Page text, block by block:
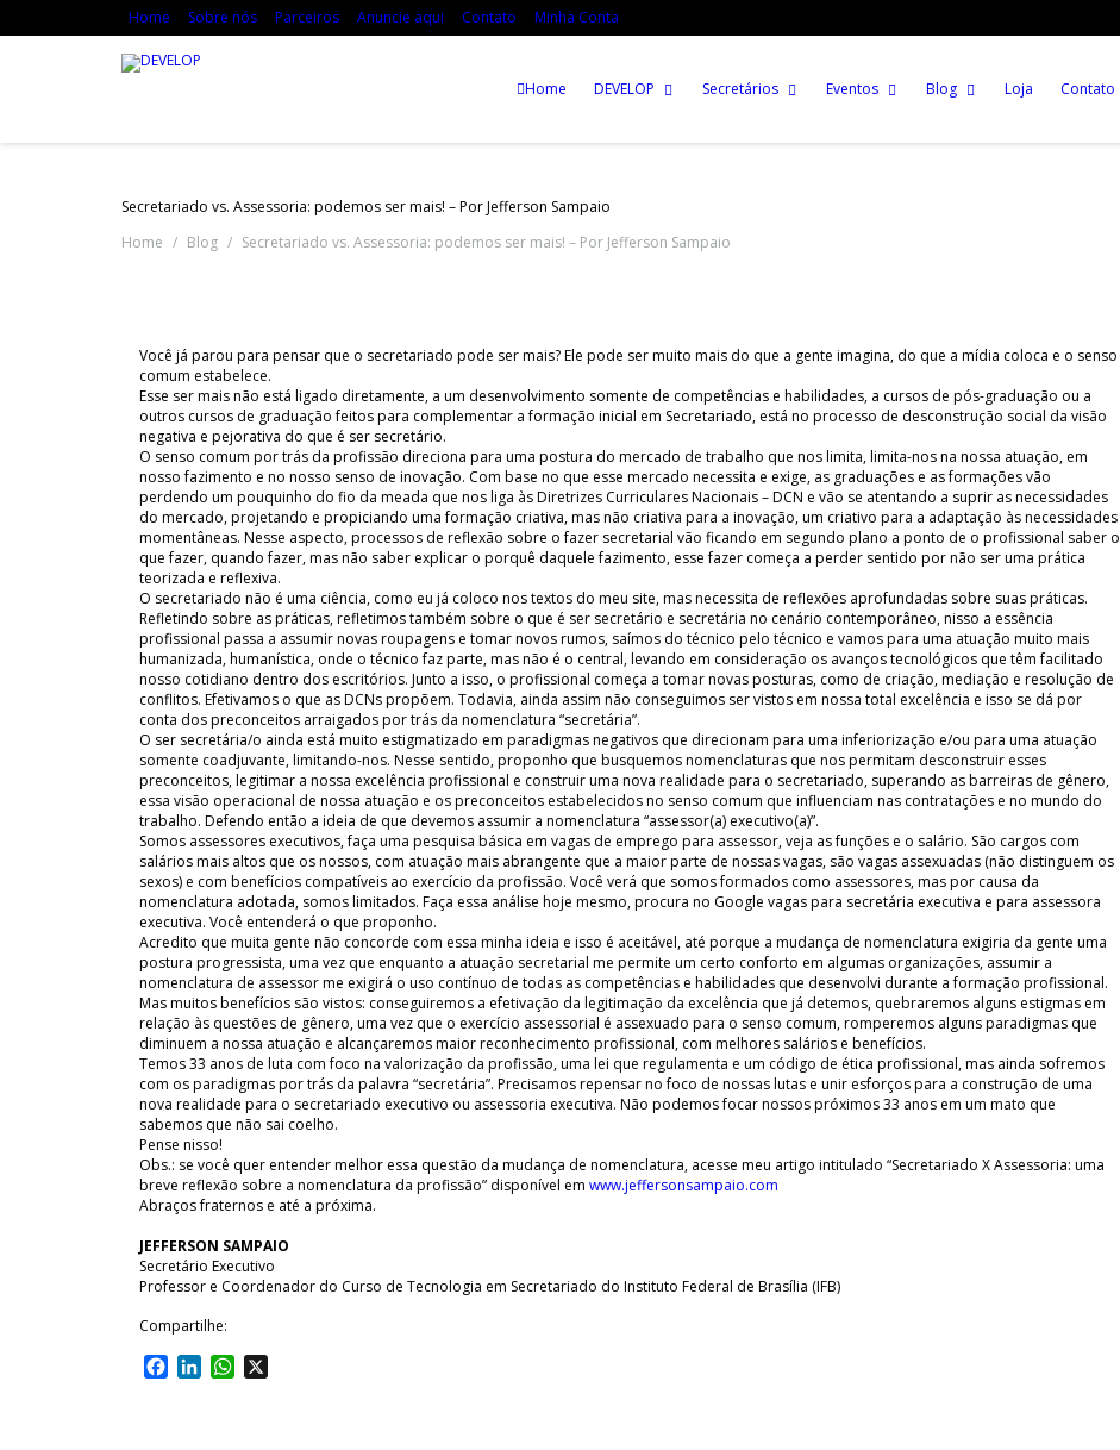
Home Sobre nós Parceiros Anuncie aqui Contato Minha Conta
Home DEVELOP Secretários Eventos Blog Loja Contato
Secretariado vs. Assessoria: podemos ser mais! – Por Jefferson Sampaio
Home
Blog Secretariado vs. Assessoria: podemos ser mais! – Por Jefferson Sampaio
Você já parou para pensar que o secretariado pode ser mais? Ele pode ser muito mais do que a gente imagina, do que a mídia coloca e o senso
comum estabelece.
Esse ser mais não está ligado diretamente, a um desenvolvimento somente de competências e habilidades, a cursos de pós-graduação ou a
outros cursos de graduação feitos para complementar a formação inicial em Secretariado, está no processo de desconstrução social da visão
negativa e pejorativa do que é ser secretário.
O senso comum por trás da profissão direciona para uma postura do mercado de trabalho que nos limita, limita-nos na nossa atuação, em
nosso fazimento e no nosso senso de inovação. Com base no que esse mercado necessita e exige, as graduações e as formações vão
perdendo um pouquinho do fio da meada que nos liga às Diretrizes Curriculares Nacionais – DCN e vão se atentando a suprir as necessidades
do mercado, projetando e propiciando uma formação criativa, mas não criativa para a inovação, um criativo para a adaptação às necessidades
momentâneas. Nesse aspecto, processos de reflexão sobre o fazer secretarial vão ficando em segundo plano a ponto de o profissional saber o
que fazer, quando fazer, mas não saber explicar o porquê daquele fazimento, esse fazer começa a perder sentido por não ser uma prática
teorizada e reflexiva.
O secretariado não é uma ciência, como eu já coloco nos textos do meu site, mas necessita de reflexões aprofundadas sobre suas práticas.
Refletindo sobre as práticas, refletimos também sobre o que é ser secretário e secretária no cenário contemporâneo, nisso a essência
profissional passa a assumir novas roupagens e tomar novos rumos, saímos do técnico pelo técnico e vamos para uma atuação muito mais
humanizada, humanística, onde o técnico faz parte, mas não é o central, levando em consideração os avanços tecnológicos que têm facilitado
nosso cotidiano dentro dos escritórios. Junto a isso, o profissional começa a tomar novas posturas, como de criação, mediação e resolução de
conflitos. Efetivamos o que as DCNs propõem. Todavia, ainda assim não conseguimos ser vistos em nossa total excelência e isso se dá por
conta dos preconceitos arraigados por trás da nomenclatura “secretária”.
O ser secretária/o ainda está muito estigmatizado em paradigmas negativos que direcionam para uma inferiorização e/ou para uma atuação
somente coadjuvante, limitando-nos. Nesse sentido, proponho que busquemos nomenclaturas que nos permitam desconstruir esses
preconceitos, legitimar a nossa excelência profissional e construir uma nova realidade para o secretariado, superando as barreiras de gênero,
essa visão operacional de nossa atuação e os preconceitos estabelecidos no senso comum que influenciam nas contratações e no mundo do
trabalho. Defendo então a ideia de que devemos assumir a nomenclatura “assessor(a) executivo(a)”.
Somos assessores executivos, faça uma pesquisa básica em vagas de emprego para assessor, veja as funções e o salário. São cargos com
salários mais altos que os nossos, com atuação mais abrangente que a maior parte de nossas vagas, são vagas assexuadas (não distinguem os
sexos) e com benefícios compatíveis ao exercício da profissão. Você verá que somos formados como assessores, mas por causa da
nomenclatura adotada, somos limitados. Faça essa análise hoje mesmo, procura no Google vagas para secretária executiva e para assessora
executiva. Você entenderá o que proponho.
Acredito que muita gente não concorde com essa minha ideia e isso é aceitável, até porque a mudança de nomenclatura exigiria da gente uma
postura progressista, uma vez que enquanto a atuação secretarial me permite um certo conforto em algumas organizações, assumir a
nomenclatura de assessor me exigirá o uso contínuo de todas as competências e habilidades que desenvolvi durante a formação profissional.
Mas muitos benefícios são vistos: conseguiremos a efetivação da legitimação da excelência que já detemos, quebraremos alguns estigmas em
relação às questões de gênero, uma vez que o exercício assessorial é assexuado para o senso comum, romperemos alguns paradigmas que
diminuem a nossa atuação e alcançaremos maior reconhecimento profissional, com melhores salários e benefícios.
Temos 33 anos de luta com foco na valorização da profissão, uma lei que regulamenta e um código de ética profissional, mas ainda sofremos
com os paradigmas por trás da palavra “secretária”. Precisamos repensar no foco de nossas lutas e unir esforços para a construção de uma
nova realidade para o secretariado executivo ou assessoria executiva. Não podemos focar nossos próximos 33 anos em um mato que
sabemos que não sai coelho.
Pense nisso!
Obs.: se você quer entender melhor essa questão da mudança de nomenclatura, acesse meu artigo intitulado “Secretariado X Assessoria: uma
breve reflexão sobre a nomenclatura da profissão” disponível em www.jeffersonsampaio.com
Abraços fraternos e até a próxima.
JEFFERSON SAMPAIO
Secretário Executivo
Professor e Coordenador do Curso de Tecnologia em Secretariado do Instituto Federal de Brasília (IFB)
Compartilhe:
Facebook
LinkedInWhatsApp